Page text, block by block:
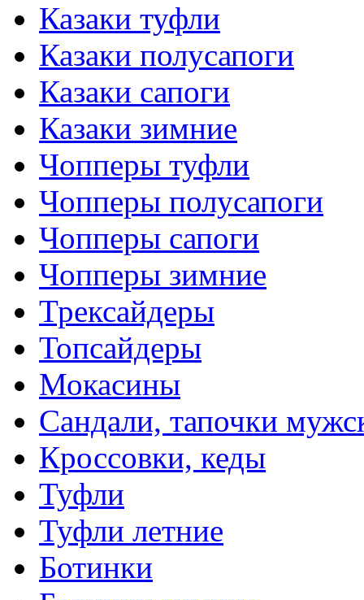
Казаки туфли
Казаки полусапоги
Казаки сапоги
Казаки зимние
Чопперы туфли
Чопперы полусапоги
Чопперы сапоги
Чопперы зимние
Трексайдеры
Топсайдеры
Мокасины
Сандали, тапочки
Кроссовки, кеды
Туфли
Туфли летние
Ботинки